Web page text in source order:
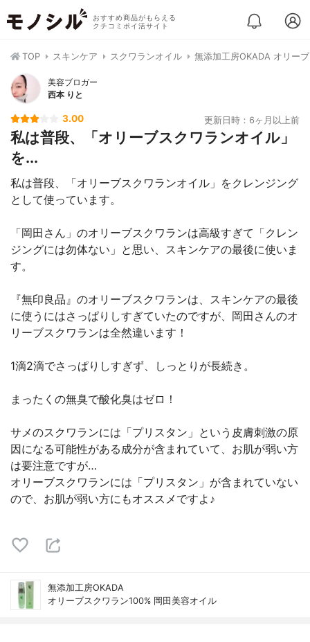
おすすめ商品がもらえる
クチコミポイ活サイト
TOP スキンケア スクワランオイル 無添加工房OKADA オリー
美容ブロガー
西本 りと
3.00 更新日時：6ヶ月以上前
私は普段、「オリーブスクワランオイル」
を...
私は普段、「オリーブスクワランオイル」をクレンジング
として使っています。
「岡田さん」のオリーブスクワランは高級すぎて「クレン
ジングには勿体ない」と思い、スキンケアの最後に使いま
す。
『無印良品』のオリーブスクワランは、スキンケアの最後
に使うにはさっぱりしすぎていたのですが、岡田さんのオ
リーブスクワランは全然違います！
1滴2滴でさっぱりしすぎず、しっとりが長続き。
まったくの無臭で酸化臭はゼロ！
サメのスクワランには「プリスタン」という皮膚刺激の原
因になる可能性がある成分が含まれていて、お肌が弱い方
は要注意ですが…
オリーブスクワランには「プリスタン」が含まれていない
ので、お肌が弱い方にもオススメですよ♪
無添加工房OKADA
オリーブスクワラン100% 岡田美容オイル